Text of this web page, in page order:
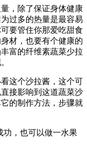
，除了保证身体健康
过多的热量是最容易
要管住你那爱吃甜食
材，也要有个健康的
富的纤维素蔬菜少拉
这个沙拉酱，这个可
接影响到这道蔬菜沙
的制作方法，步骤就
功，也可以做一水果